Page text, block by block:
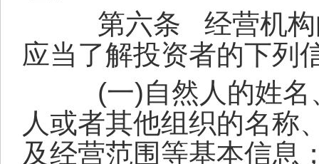
第六条
经营机
应当了解投资者的下列
(一)自然人的姓
人或者其他组织的名称
及经营范围等基本信息